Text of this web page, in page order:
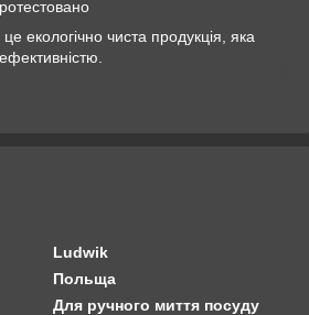
екологічно чиста продукція, яка
Ludwik
Польща
Для ручного миття посуду